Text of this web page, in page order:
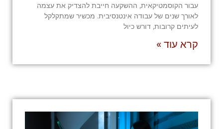
עבור הקוסמטיקאית, ההשקעה חייבת להצדיק את עצמה
לאורך שנים של עבודה אינטנסיבית. מכשיר שמתקלקל
לעיתים קרובות, דורש כיול
קרא עוד »